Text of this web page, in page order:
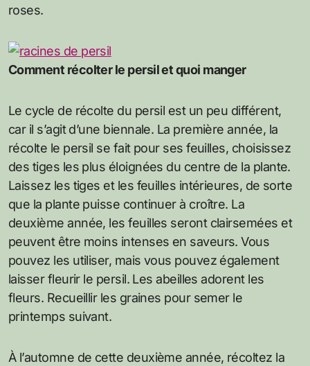
roses.
Comment récolter le persil et quoi manger
Le cycle de récolte du persil est un peu différent,
car il s’agit d’une biennale. La première année, la
récolte le persil se fait pour ses feuilles, choisissez
des tiges les plus éloignées du centre de la plante.
Laissez les tiges et les feuilles intérieures, de sorte
que la plante puisse continuer à croître. La
deuxième année, les feuilles seront clairsemées et
peuvent être moins intenses en saveurs. Vous
pouvez les utiliser, mais vous pouvez également
laisser fleurir le persil. Les abeilles adorent les
fleurs. Recueillir les graines pour semer le
printemps suivant.
À l’automne de cette deuxième année, récoltez la